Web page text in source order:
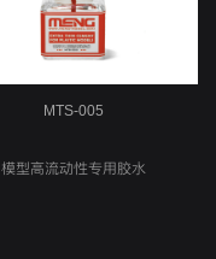
MTS-005
模型高流动性专用胶水